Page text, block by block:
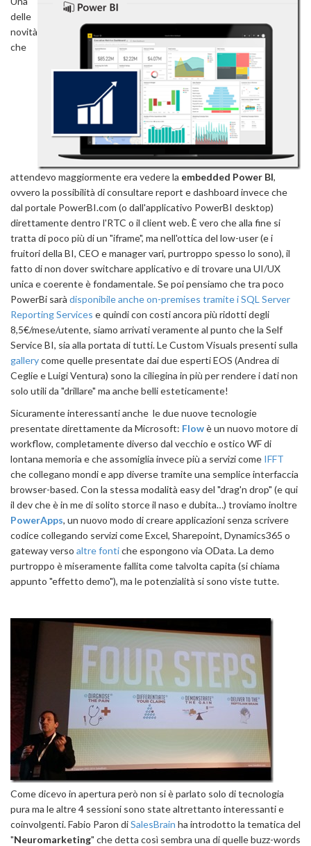
delle
novità
che
attendevo maggiormente era vedere la embedded Power BI,
ovvero la possibilità di consultare report e dashboard invece che
dal portale PowerBI.com (o dall'applicativo PowerBI desktop)
direttamente dentro l'RTC o il client web. È vero che alla fine si
tratta di poco più di un "iframe", ma nell'ottica del low-user (e i
fruitori della BI, CEO e manager vari, purtroppo spesso lo sono), il
fatto di non dover switchare applicativo e di trovare una UI/UX
unica e coerente è fondamentale. Se poi pensiamo che tra poco
PowerBi sarà disponibile anche on-premises tramite i SQL Server
Reporting Services e quindi con costi ancora più ridotti degli
8,5€/mese/utente, siamo arrivati veramente al punto che la Self
Service BI, sia alla portata di tutti. Le Custom Visuals presenti sulla
gallerycome quelle presentate dai due esperti EOS (Andrea di
Ceglie e Luigi Ventura) sono la ciliegina in più per rendere i dati non
solo utili da "drillare" ma anche belli esteticamente!
Sicuramente interessanti anche le due nuove tecnologie
presentate direttamente da Microsoft: Flowè un nuovo motore di
workflow, completamente diverso dal vecchio e ostico WF di
lontana memoria e che assomiglia invece più a servizi come IFFT
che collegano mondi e app diverse tramite una semplice interfaccia
browser-based. Con la stessa modalità easy del "drag'n drop" (e qui
il dev che è in me di solito storce il naso e dubita…) troviamo inoltre
PowerApps, un nuovo modo di creare applicazioni senza scrivere
codice collegando servizi come Excel, Sharepoint, Dynamics365 o
gateway verso altre fontiche espongono via OData. La demo
purtroppo è miseramente fallita come talvolta capita (si chiama
appunto "effetto demo"), ma le potenzialità si sono viste tutte.
Come dicevo in apertura però non si è parlato solo di tecnologia
pura ma le altre 4 sessioni sono state altrettanto interessanti e
coinvolgenti. Fabio Paron diSalesBrain ha introdotto la tematica del
"Neuromarketing" che detta così sembra una di quelle buzz-words